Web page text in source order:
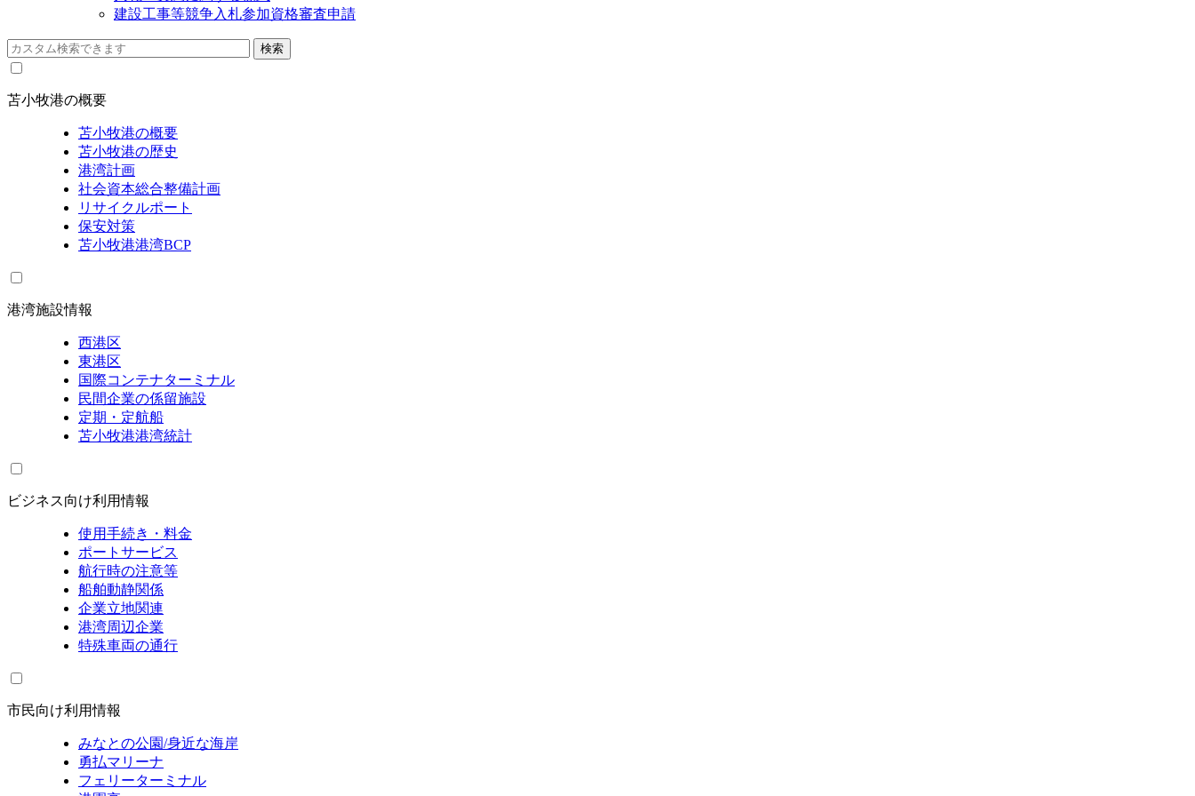
建設工事等競争入札参加資格審査申請
苫小牧港の概要
苫小牧港の概要
苫小牧港の歴史
港湾計画
社会資本総合整備計画
リサイクルポート
保安対策
苫小牧港港湾BCP
港湾施設情報
西港区
東港区
国際コンテナターミナル
民間企業の係留施設
定期・定航船
苫小牧港港湾統計
ビジネス向け利用情報
使用手続き・料金
ポートサービス
航行時の注意等
船舶動静関係
企業立地関連
港湾周辺企業
特殊車両の通行
市民向け利用情報
みなとの公園/身近な海岸
勇払マリーナ
フェリーターミナル